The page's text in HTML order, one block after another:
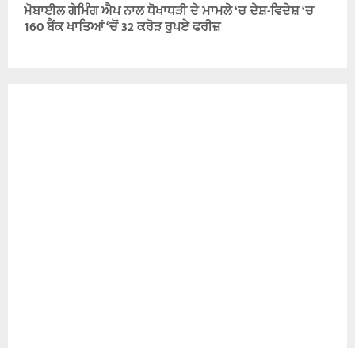
ਮੋਬਾਈਲ ਗੇਮਿੰਗ ਐਪ ਨਾਲ ਧੋਖਾਧੜੀ ਦੇ ਮਾਮਲੇ ‘ਚ ਦੇਸ਼-ਵਿਦੇਸ਼ ‘ਚ
160 ਬੈਂਕ ਖਾਤਿਆਂ ‘ਚੋਂ 32 ਕਰੋੜ ਰੁਪਏ ਫਰੀਜ਼